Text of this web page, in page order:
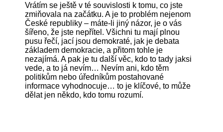
Vrátím se ještě v té souvislosti k tomu, co jste
zmiňovala na začátku. A je to problém nejenom
České republiky – máte-li jiný názor, je o vás
šířeno, že jste nepřítel. Všichni tu mají plnou
pusu řečí, jací jsou demokraté, jak je debata
základem demokracie, a přitom tohle je
nezajímá. A pak je tu další věc, kdo to tady jaksi
vede, a to já nevím… Nevím ani, kdo těm
politikům nebo úředníkům postahované
informace vyhodnocuje… to je klíčové, to může
dělat jen někdo, kdo tomu rozumí.